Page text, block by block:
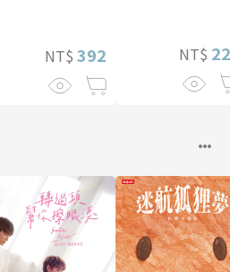
NT$ 392 NT$